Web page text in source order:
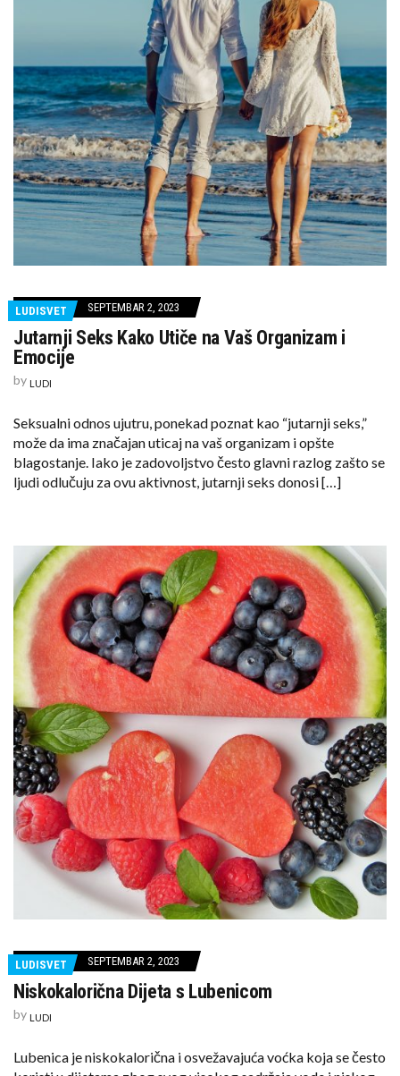
LUDISVET SEPTEMBAR 2, 2023
Jutarnji Seks Kako Utiče na Vaš Organizam i
Emocije
by LUDI
Seksualni odnos ujutru, ponekad poznat kao “jutarnji seks,”
može da ima značajan uticaj na vaš organizam i opšte
blagostanje. Iako je zadovoljstvo često glavni razlog zašto se
ljudi odlučuju za ovu aktivnost, jutarnji seks donosi […]
LUDISVET SEPTEMBAR 2, 2023
Niskokalorična Dijeta s Lubenicom
by LUDI
Lubenica je niskokalorična i osvežavajuća voćka koja se često